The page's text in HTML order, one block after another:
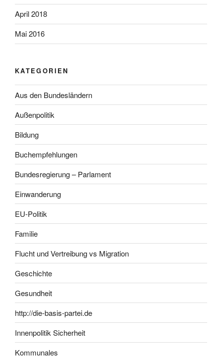
April 2018
Mai 2016
KATEGORIEN
Aus den Bundesländern
Außenpolitik
Bildung
Buchempfehlungen
Bundesregierung – Parlament
Einwanderung
EU-Politik
Familie
Flucht und Vertreibung vs Migration
Geschichte
Gesundheit
http://die-basis-partei.de
Innenpolitik Sicherheit
Kommunales